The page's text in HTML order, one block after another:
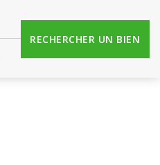
RECHERCHER UN BIEN